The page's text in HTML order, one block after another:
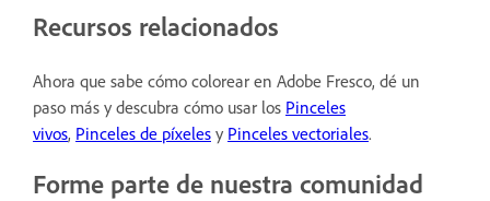
Recursos relacionados
Ahora que sabe cómo colorear en Adobe Fresco, dé un
paso más y descubra cómo usar los Pinceles
vivos, Pinceles de píxeles y Pinceles vectoriales.
Forme parte de nuestra comunidad